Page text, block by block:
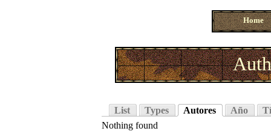
Home
List Types Autores Año
Nothing found